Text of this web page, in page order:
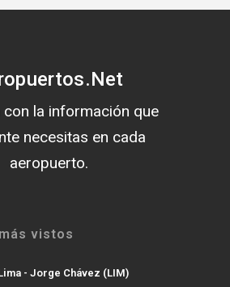
con la información que
necesitas en cada
aeropuerto.
vistos
- Jorge Chávez (LIM)